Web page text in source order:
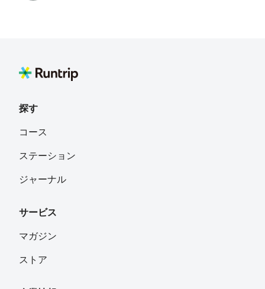
まるまる
熊本
たるかね
探す
コース
ステーション
ジャーナル
サービス
マガジン
ストア